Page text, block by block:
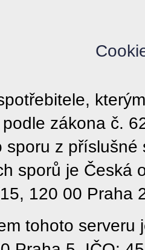
zákona č.
sporu z
sporů je Česká
120 00 Praha
tohoto